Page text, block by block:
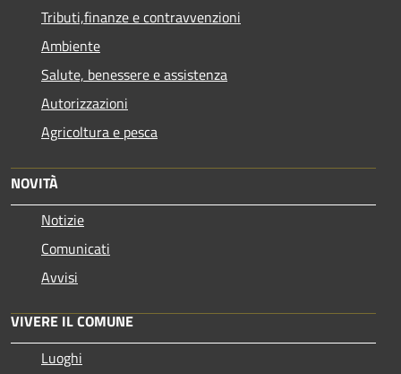
Tributi,finanze e contravvenzioni
Ambiente
Salute, benessere e assistenza
Autorizzazioni
Agricoltura e pesca
NOVITÀ
Notizie
Comunicati
Avvisi
VIVERE IL COMUNE
Luoghi